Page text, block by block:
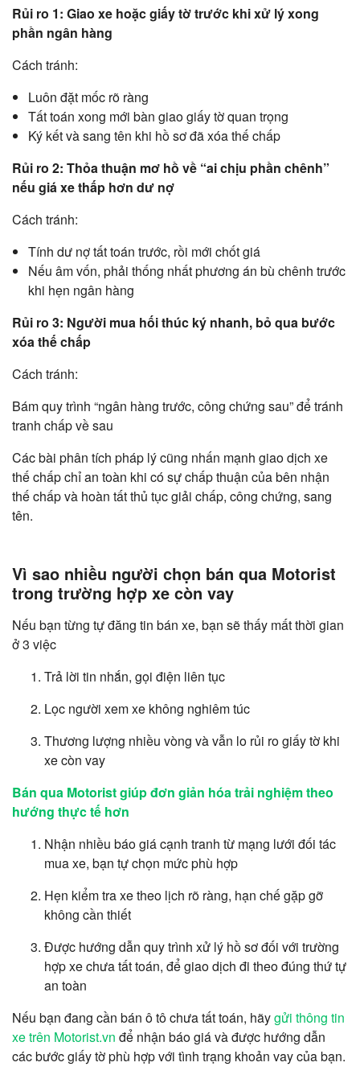
Rủi ro 1: Giao xe hoặc giấy tờ trước khi xử lý xong
phần ngân hàng
Cách tránh:
Luôn đặt mốc rõ ràng
Tất toán xong mới bàn giao giấy tờ quan trọng
Ký kết và sang tên khi hồ sơ đã xóa thế chấp
Rủi ro 2: Thỏa thuận mơ hồ về “ai chịu phần chênh”
nếu giá xe thấp hơn dư nợ
Cách tránh:
Tính dư nợ tất toán trước, rồi mới chốt giá
Nếu âm vốn, phải thống nhất phương án bù chênh trước
khi hẹn ngân hàng
Rủi ro 3: Người mua hối thúc ký nhanh, bỏ qua bước
xóa thế chấp
Cách tránh:
Bám quy trình “ngân hàng trước, công chứng sau” để tránh
tranh chấp về sau
Các bài phân tích pháp lý cũng nhấn mạnh giao dịch xe
thế chấp chỉ an toàn khi có sự chấp thuận của bên nhận
thế chấp và hoàn tất thủ tục giải chấp, công chứng, sang
tên.
Vì sao nhiều người chọn bán qua Motorist
trong trường hợp xe còn vay
Nếu bạn từng tự đăng tin bán xe, bạn sẽ thấy mất thời gian
ở 3 việc
Trả lời tin nhắn, gọi điện liên tục
Lọc người xem xe không nghiêm túc
Thương lượng nhiều vòng và vẫn lo rủi ro giấy tờ khi
xe còn vay
Bán qua Motorist giúp đơn giản hóa trải nghiệm theo
hướng thực tế hơn
Nhận nhiều báo giá cạnh tranh từ mạng lưới đối tác
mua xe, bạn tự chọn mức phù hợp
Hẹn kiểm tra xe theo lịch rõ ràng, hạn chế gặp gỡ
không cần thiết
Được hướng dẫn quy trình xử lý hồ sơ đối với trường
hợp xe chưa tất toán, để giao dịch đi theo đúng thứ tự
an toàn
Nếu bạn đang cần bán ô tô chưa tất toán, hãygửi thông tin
xe trên Motorist.vn để nhận báo giá và được hướng dẫn
các bước giấy tờ phù hợp với tình trạng khoản vay của bạn.